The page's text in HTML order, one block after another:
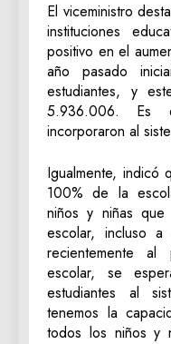
El viceministro
instituciones
positivo en el
año pasado
estudiantes, y
5.936.006. Es
incorporaron al
Igualmente, indicó
100% de la
niños y niñas
escolar, incluso
recientemente
escolar, se
estudiantes al
tenemos la
todos los niños y